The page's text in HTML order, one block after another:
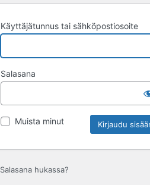
Käyttäjätunnus tai sähköpostiosoite
Salasana
Muista minut
Salasana hukassa?